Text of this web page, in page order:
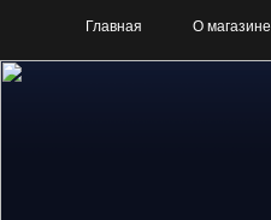
Главная О магазине